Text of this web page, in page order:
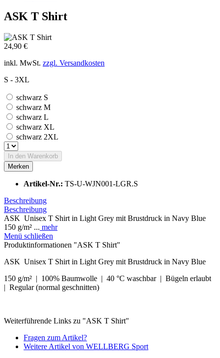
ASK T Shirt
24,90 €
inkl. MwSt. zzgl. Versandkosten
S - 3XL
schwarz S
schwarz M
schwarz L
schwarz XL
schwarz 2XL
In den Warenkorb
Merken
Artikel-Nr.: TS-U-WJN001-LGR.S
Beschreibung
Beschreibung
ASK Unisex T Shirt in Light Grey mit Brustdruck in Navy Blue
150 g/m² ... mehr
Menü schließen
Produktinformationen "ASK T Shirt"
ASK Unisex T Shirt in Light Grey mit Brustdruck in Navy Blue
150 g/m² | 100% Baumwolle | 40 °C waschbar | Bügeln erlaubt
| Regular (normal geschnitten)
Weiterführende Links zu "ASK T Shirt"
Fragen zum Artikel?
Weitere Artikel von WELLBERG Sport